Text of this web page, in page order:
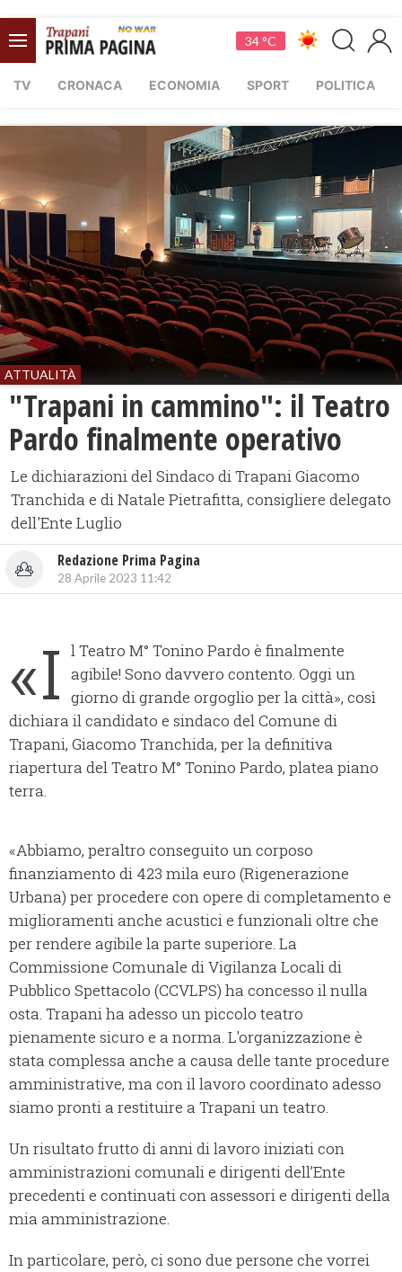
34 °C
TV CRONACA ECONOMIA SPORT POLITICA
ATTUALITÀ
"Trapani in cammino": il Teatro
Pardo finalmente operativo
Le dichiarazioni del Sindaco di Trapani Giacomo
Tranchida e di Natale Pietrafitta, consigliere delegato
dell'Ente Luglio
Redazione Prima Pagina
28 Aprile 2023 11:42
«I l Teatro M° Tonino Pardo è finalmente
agibile! Sono davvero contento. Oggi un
giorno di grande orgoglio per la città», così
dichiara il candidato e sindaco del Comune di
Trapani, Giacomo Tranchida, per la definitiva
riapertura del Teatro M° Tonino Pardo, platea piano
terra.
«Abbiamo, peraltro conseguito un corposo
finanziamento di 423 mila euro (Rigenerazione
Urbana) per procedere con opere di completamento e
miglioramenti anche acustici e funzionali oltre che
per rendere agibile la parte superiore. La
Commissione Comunale di Vigilanza Locali di
Pubblico Spettacolo (CCVLPS) ha concesso il nulla
osta. Trapani ha adesso un piccolo teatro
pienamente sicuro e a norma. L'organizzazione è
stata complessa anche a causa delle tante procedure
amministrative, ma con il lavoro coordinato adesso
siamo pronti a restituire a Trapani un teatro.
Un risultato frutto di anni di lavoro iniziati con
amministrazioni comunali e dirigenti dell’Ente
precedenti e continuati con assessori e dirigenti della
mia amministrazione.
In particolare, però, ci sono due persone che vorrei